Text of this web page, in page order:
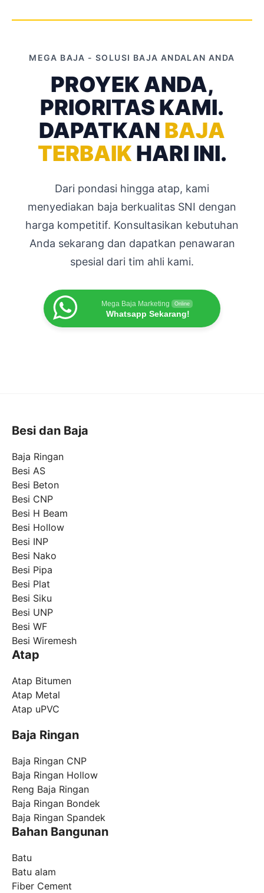
MEGA BAJA - SOLUSI BAJA ANDALAN ANDA
PROYEK ANDA,
PRIORITAS KAMI.
DAPATKAN BAJA
TERBAIK HARI INI.
Dari pondasi hingga atap, kami
menyediakan baja berkualitas SNI dengan
harga kompetitif. Konsultasikan kebutuhan
Anda sekarang dan dapatkan penawaran
spesial dari tim ahli kami.
Mega Baja Marketing Online
Whatsapp Sekarang!
Besi dan Baja
Baja Ringan
Besi AS
Besi Beton
Besi CNP
Besi H Beam
Besi Hollow
Besi INP
Besi Nako
Besi Pipa
Besi Plat
Besi Siku
Besi UNP
Besi WF
Besi Wiremesh
Atap
Atap Bitumen
Atap Metal
Atap uPVC
Baja Ringan
Baja Ringan CNP
Baja Ringan Hollow
Reng Baja Ringan
Baja Ringan Bondek
Baja Ringan Spandek
Bahan Bangunan
Batu
Batu alam
Fiber Cement